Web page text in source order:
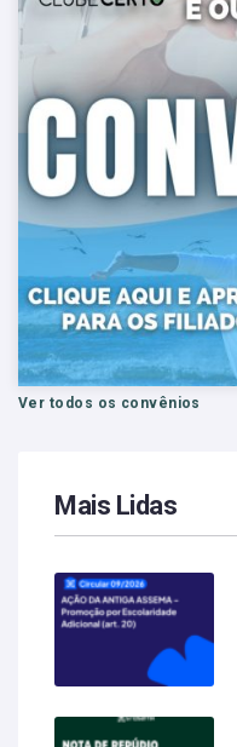
Ver todos os convênios
Mais Lidas